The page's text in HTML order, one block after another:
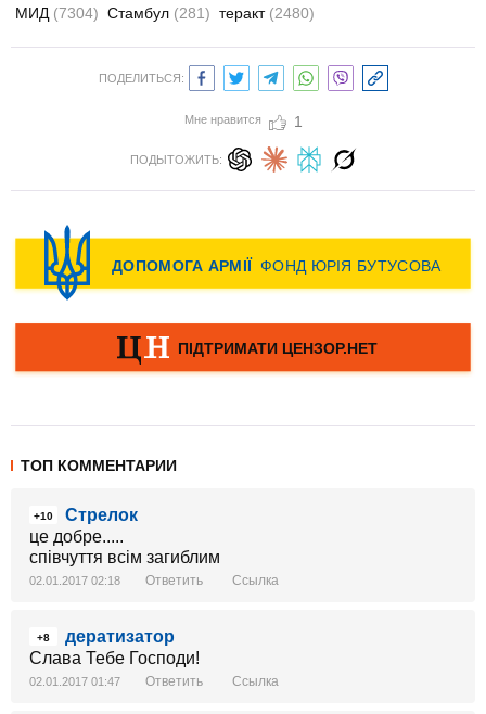
МИД (7304) Стамбул (281) теракт (2480)
ПОДЕЛИТЬСЯ:
Мне нравится 1
ПОДЫТОЖИТЬ:
ТОП КОММЕНТАРИИ
+10
Стрелок
це добре.....
співчуття всім загиблим
02.01.2017 02:18 Ответить Ссылка
+8
дератизатор
Слава Тебе Господи!
02.01.2017 01:47 Ответить Ссылка